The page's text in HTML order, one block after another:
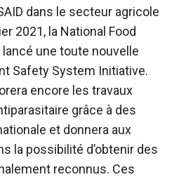
dans le secteur agricole
2021, la National Food
une toute nouvelle
Safety System Initiative.
encore les travaux
grâce à des
et donnera aux
la possibilité d’obtenir des
reconnus. Ces